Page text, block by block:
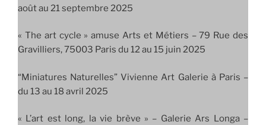
août au 21 septembre 2025
« The art cycle » amuse Arts et Métiers – 79 Rue des
Gravilliers, 75003 Paris du 12 au 15 juin 2025
“Miniatures Naturelles” Vivienne Art Galerie à Paris –
du 13 au 18 avril 2025
« L’art est long, la vie brève » – Galerie Ars Longa –